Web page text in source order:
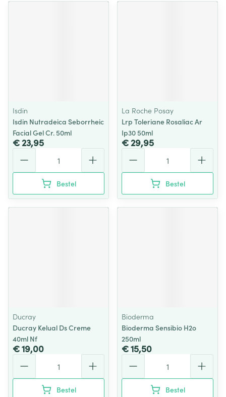
Isdin
Isdin Nutradeica Seborrheic
Facial Gel Cr. 50ml
€ 23,95
Bestel
La Roche Posay
Lrp Toleriane Rosaliac Ar
Ip30 50ml
€ 29,95
Bestel
Ducray
Ducray Kelual Ds Creme
40ml Nf
€ 19,00
Bestel
Bioderma
Bioderma Sensibio H2o
250ml
€ 15,50
Bestel